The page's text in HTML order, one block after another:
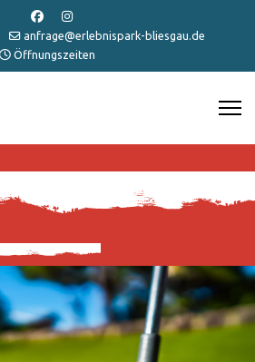
anfrage@erlebnispark-bliesgau.de
Öffnungszeiten